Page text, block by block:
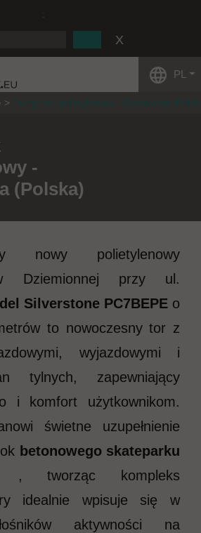
PL
Pumptrack polietylenowy - Dziemionna
-
(Polska)
nowy polietylenowy
Dziemionnej przy ul.
Silverstone PC7BEPE o
to nowoczesny tor z
wyjazdowymi i
tylnych, zapewniający
i komfort użytkownikom.
świetne uzupełnienie
betonowego skateparku
, tworząc kompleks
idealnie wpisuje się w
aktywności na